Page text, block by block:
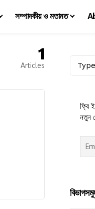
সম্পাদকীয় ও মতামত
1
Articles
ফ্রি
নতুন